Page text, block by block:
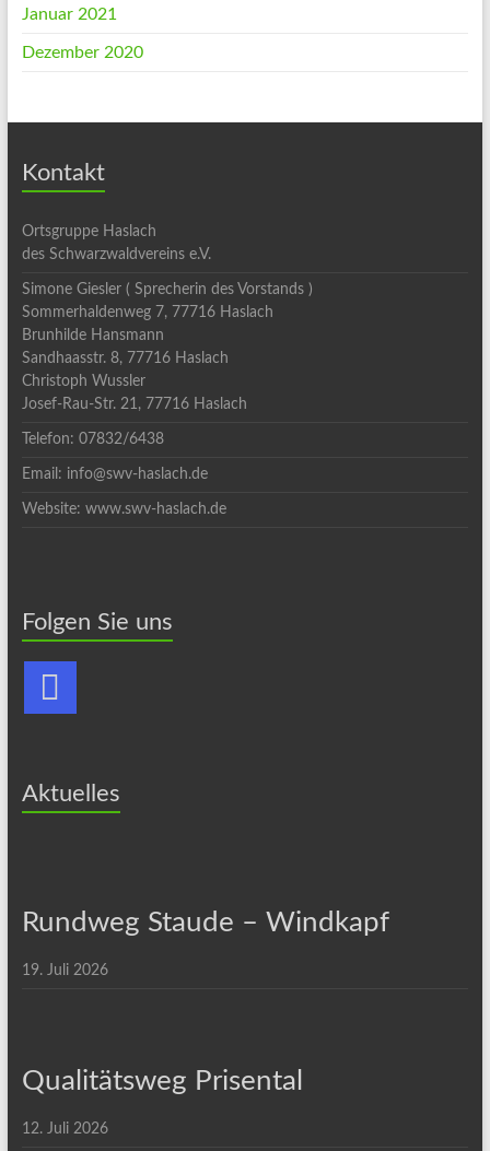
Januar 2021
Dezember 2020
Kontakt
Ortsgruppe Haslach
des Schwarzwaldvereins e.V.
Simone Giesler ( Sprecherin des Vorstands )
Sommerhaldenweg 7, 77716 Haslach
Brunhilde Hansmann
Sandhaasstr. 8, 77716 Haslach
Christoph Wussler
Josef-Rau-Str. 21, 77716 Haslach
Telefon: 07832/6438
Email: info@swv-haslach.de
Website: www.swv-haslach.de
Folgen Sie uns
Aktuelles
Rundweg Staude – Windkapf
19. Juli 2026
Qualitätsweg Prisental
12. Juli 2026